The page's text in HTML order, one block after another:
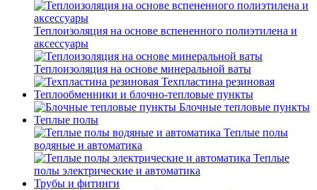
Теплоизоляция на основе вспененного полиэтилена и
аксессуары
Теплоизоляция на основе минеральной ваты
Техпластина резиновая
Теплообменники и блочно-тепловые пункты
Блочные тепловые пункты
Теплые полы
Теплые полы
водяные и автоматика
Теплые
полы электрические и автоматика
Трубы и фитинги